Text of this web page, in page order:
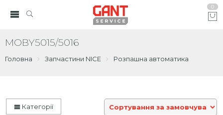
0
MOBY5015/5016
Головна Запчастини NICE Розпашна автоматика
Категорії